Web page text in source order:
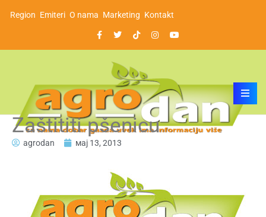
Region Emiteri O nama Marketing Kontakt
Zaštititi pšenicu
agrodan мај 13, 2013